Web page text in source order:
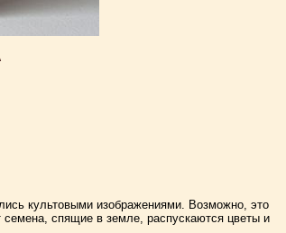
культовыми изображениями. Возможно, это
спящие в земле, распускаются цветы и